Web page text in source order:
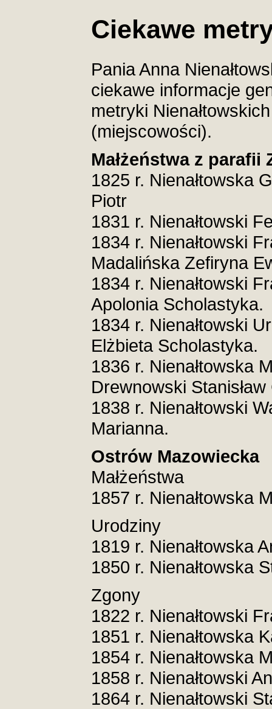
Ciekawe
Pania Anna
ciekawe informacje
metryki
(miejscowości).
Małżeństwa z parafii
1825 r. Nienałtowska
Piotr
1831 r. Nienałtowski
1834 r. Nienałtowski
Madalińska Zefiryna
1834 r. Nienałtowski
Apolonia Scholastyka.
1834 r. Nienałtowski
Elżbieta Scholastyka.
1836 r. Nienałtowska
Drewnowski
1838 r. Nienałtowski
Marianna.
Ostrów Mazowiecka
Małżeństwa
1857 r. Nienałtowska
Urodziny
1819 r. Nienałtowska
1850 r. Nienałtowska
Zgony
1822 r. Nienałtowski
1851 r. Nienałtowska
1854 r. Nienałtowska
1858 r. Nienałtowski
1864 r. Nienałtowski